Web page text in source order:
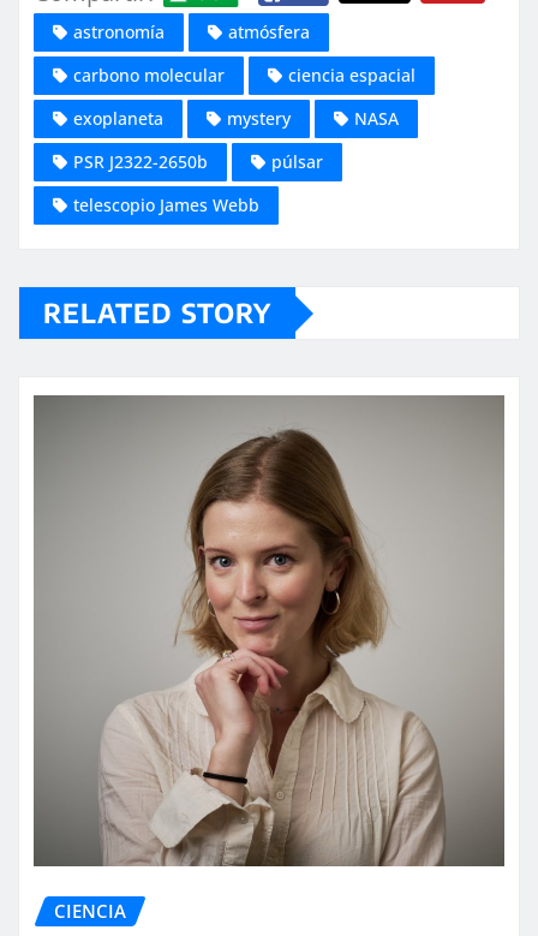
astronomía
atmósfera
carbono molecular
ciencia espacial
exoplaneta
mystery
NASA
PSR J2322-2650b
púlsar
telescopio James Webb
RELATED STORY
CIENCIA